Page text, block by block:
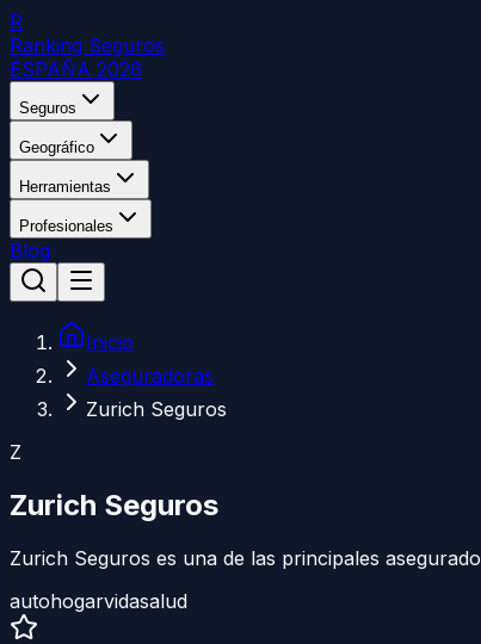
R
Ranking Seguros
ESPAÑA 2026
Seguros
Geográfico
Herramientas
Profesionales
Blog
Inicio
Aseguradoras
Zurich Seguros
Z
Zurich Seguros
Zurich Seguros es una de las principales
autohogarvidasalud